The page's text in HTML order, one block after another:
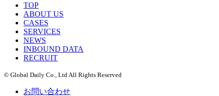
TOP
ABOUT US
CASES
SERVICES
NEWS
INBOUND DATA
RECRUIT
© Global Daily Co., Ltd All Rights Reserved
お問い合わせ